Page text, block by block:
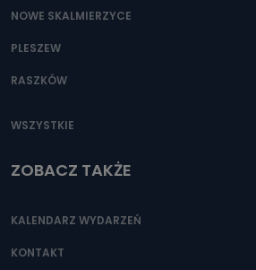
NOWE SKALMIERZYCE
PLESZEW
RASZKÓW
WSZYSTKIE
ZOBACZ TAKŻE
KALENDARZ WYDARZEŃ
KONTAKT